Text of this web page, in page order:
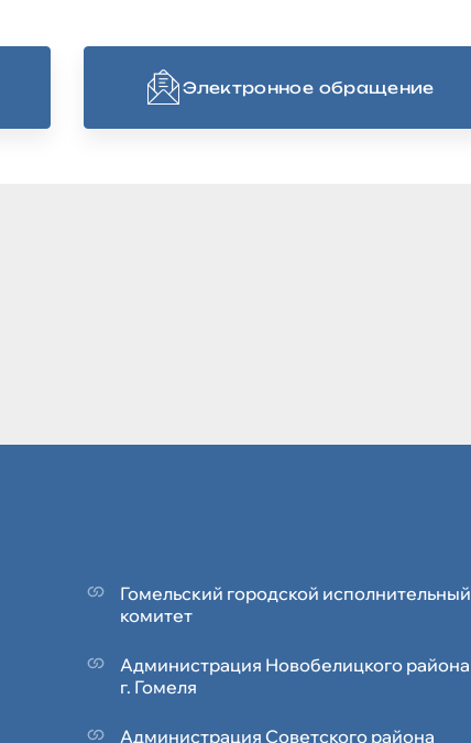
Электронное обращение
Гомельский городской исполнительный
комитет
Администрация Новобелицкого района
г. Гомеля
Администрация Советского района